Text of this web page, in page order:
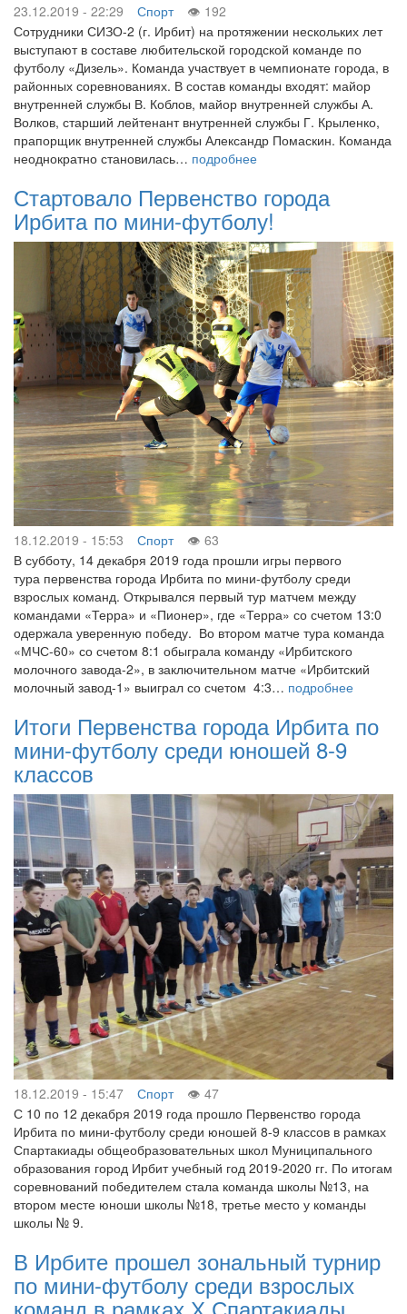
23.12.2019 - 22:29 Спорт
192
Сотрудники СИЗО-2 (г. Ирбит) на протяжении нескольких лет
выступают в составе любительской городской команде по
футболу «Дизель». Команда участвует в чемпионате города, в
районных соревнованиях. В состав команды входят: майор
внутренней службы В. Коблов, майор внутренней службы А.
Волков, старший лейтенант внутренней службы Г. Крыленко,
прапорщик внутренней службы Александр Помаскин. Команда
неоднократно становилась… подробнее
Стартовало Первенство города
Ирбита по мини-футболу!
18.12.2019 - 15:53 Спорт
63
В субботу, 14 декабря 2019 года прошли игры первого
тура первенства города Ирбита по мини-футболу среди
взрослых команд. Открывался первый тур матчем между
командами «Терра» и «Пионер», где «Терра» со счетом 13:0
одержала уверенную победу. Во втором матче тура команда
«МЧС-60» со счетом 8:1 обыграла команду «Ирбитского
молочного завода-2», в заключительном матче «Ирбитский
молочный завод-1» выиграл со счетом 4:3… подробнее
Итоги Первенства города Ирбита по
мини-футболу среди юношей 8-9
классов
18.12.2019 - 15:47 Спорт
47
С 10 по 12 декабря 2019 года прошло Первенство города
Ирбита по мини-футболу среди юношей 8-9 классов в рамках
Спартакиады общеобразовательных школ Муниципального
образования город Ирбит учебный год 2019-2020 гг. По итогам
соревнований победителем стала команда школы №13, на
втором месте юноши школы №18, третье место у команды
школы № 9.
В Ирбите прошел зональный турнир
по мини-футболу среди взрослых
команд в рамках Х Спартакиады